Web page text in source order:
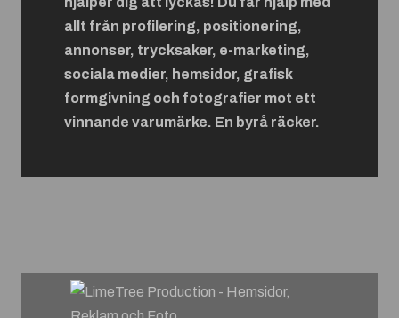
allt från profilering, positionering,
annonser, trycksaker, e-marketing,
sociala medier, hemsidor, grafisk
formgivning och fotografier mot ett
vinnande varumärke. En byrå räcker.